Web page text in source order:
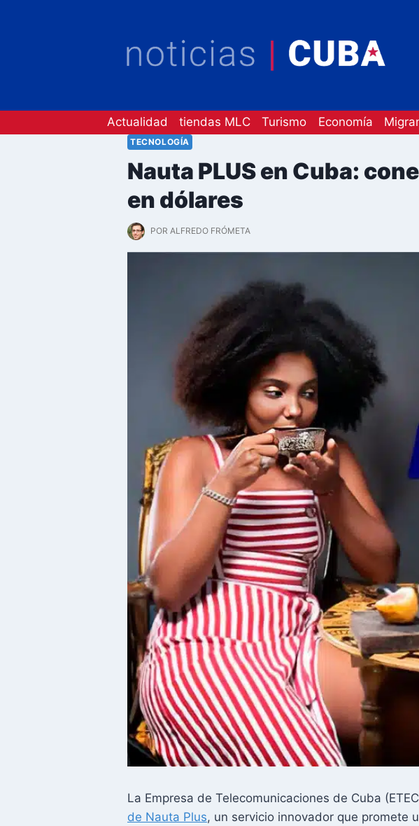
Actualidad tiendas MLC Turismo Economía
TECNOLOGÍA
Nauta PLUS en Cuba:
en dólares
POR ALFREDO FRÓMETA
La Empresa de Telecomunicaciones de Cuba
de Nauta Plus, un servicio innovador que promete